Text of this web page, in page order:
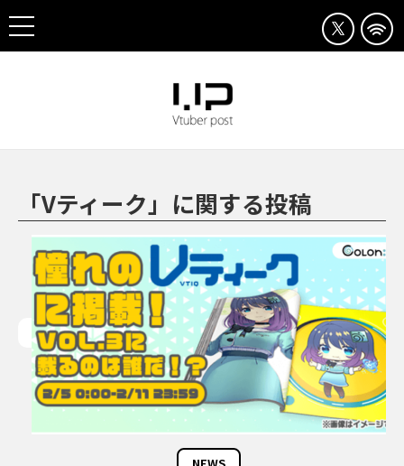
「Vティーク」に関する投稿